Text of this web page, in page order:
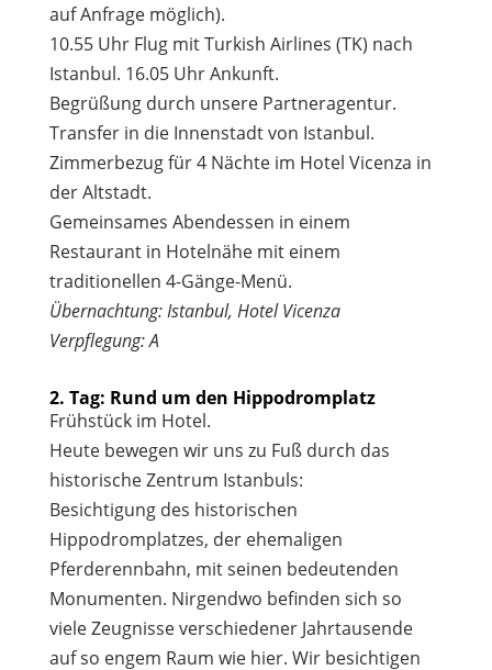
auf Anfrage möglich).
10.55 Uhr Flug mit Turkish Airlines (TK) nach
Istanbul. 16.05 Uhr Ankunft.
Begrüßung durch unsere Partneragentur.
Transfer in die Innenstadt von Istanbul.
Zimmerbezug für 4 Nächte im Hotel Vicenza in
der Altstadt.
Gemeinsames Abendessen in einem
Restaurant in Hotelnähe mit einem
traditionellen 4-Gänge-Menü.
Übernachtung: Istanbul, Hotel Vicenza
Verpflegung: A
2. Tag: Rund um den Hippodromplatz
Frühstück im Hotel.
Heute bewegen wir uns zu Fuß durch das
historische Zentrum Istanbuls:
Besichtigung des historischen
Hippodromplatzes, der ehemaligen
Pferderennbahn, mit seinen bedeutenden
Monumenten. Nirgendwo befinden sich so
viele Zeugnisse verschiedener Jahrtausende
auf so engem Raum wie hier. Wir besichtigen